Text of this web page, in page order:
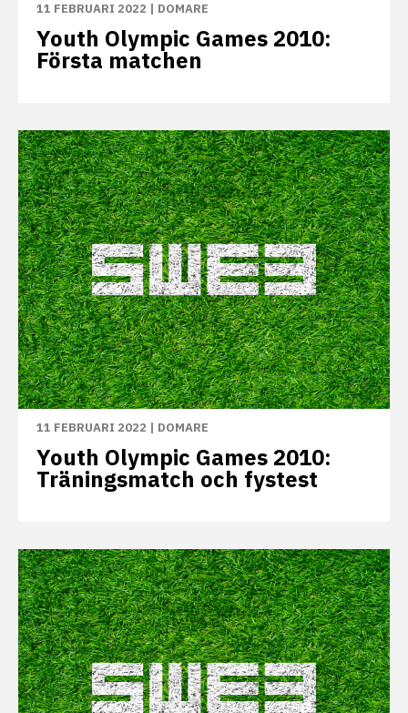
11 FEBRUARI 2022 | DOMARE
Youth Olympic Games 2010:
Första matchen
11 FEBRUARI 2022 | DOMARE
Youth Olympic Games 2010:
Träningsmatch och fystest